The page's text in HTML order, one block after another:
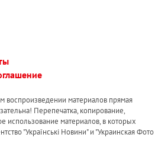
воспроизведении материалов прямая
Перепечатка, копирование,
использование материалов, в которых
"Українськi Новини" и "Украинская Фото